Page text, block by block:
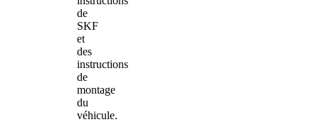
de
SKF
et
des
instructions
de
montage
du
véhicule.